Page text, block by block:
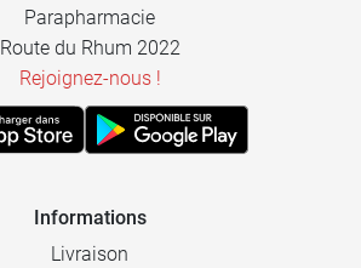
Parapharmacie
Route du Rhum 2022
Rejoignez-nous !
Informations
Livraison